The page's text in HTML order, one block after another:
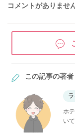
コメントがありませ
この記事の著者
ホ
い